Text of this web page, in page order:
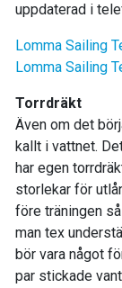
uppdaterad i
Lomma Sailing
Lomma Sailing
Torrdräkt
Även om det
kallt i vattnet.
har egen
storlekar för
före träningen
man tex
bör vara något
par stickade